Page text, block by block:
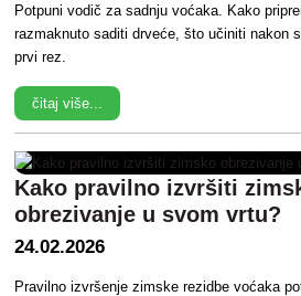
Potpuni vodič za sadnju voćaka. Kako
razmaknuto saditi drveće, što učiniti nakon
prvi rez.
čitaj više...
Kako pravilno izvršiti
obrezivanje u svom vrtu?
24.02.2026
Pravilno izvršenje zimske rezidbe voćaka